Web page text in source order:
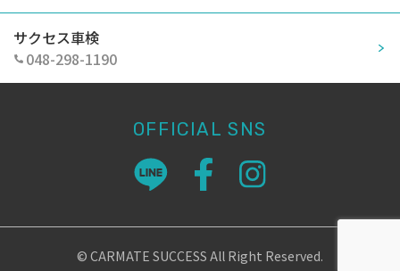
サクセス車検
048-298-1190
OFFICIAL SNS
© CARMATE SUCCESS All Right Reserved.